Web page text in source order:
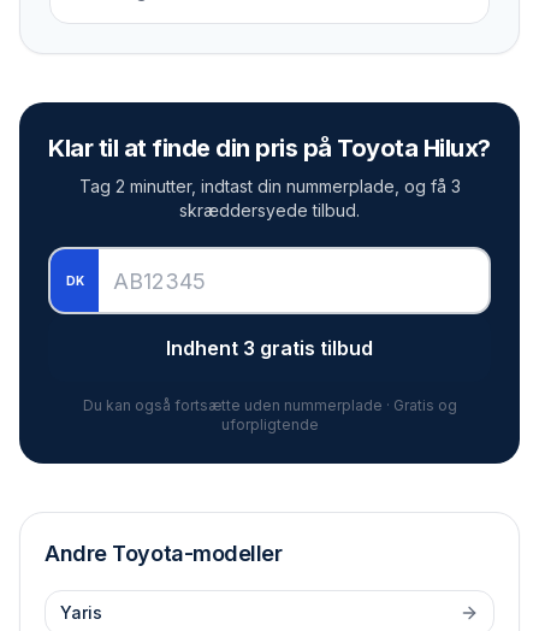
Klar til at finde din pris på Toyota Hilux?
Tag 2 minutter, indtast din nummerplade, og få 3
skræddersyede tilbud.
DK
Indhent 3 gratis tilbud
Du kan også fortsætte uden nummerplade · Gratis og
uforpligtende
Andre Toyota-modeller
Yaris